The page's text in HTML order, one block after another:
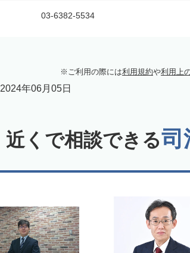
03-6382-5534
ご利用の際には利用規約や利用上
2024年06月05日
近くで相談できる司